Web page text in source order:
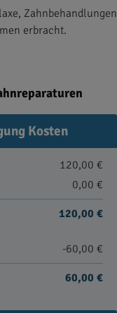
Zahnbehandlungen
erbracht.
Kosten
120,00 €
0,00 €
120,00 €
-60,00 €
60,00 €